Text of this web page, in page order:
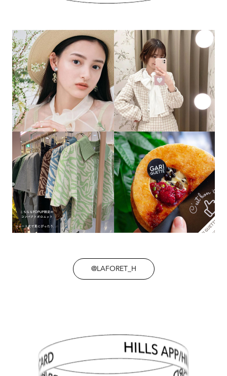
@LAFORET_H
HILLS APP/HILLS CARD